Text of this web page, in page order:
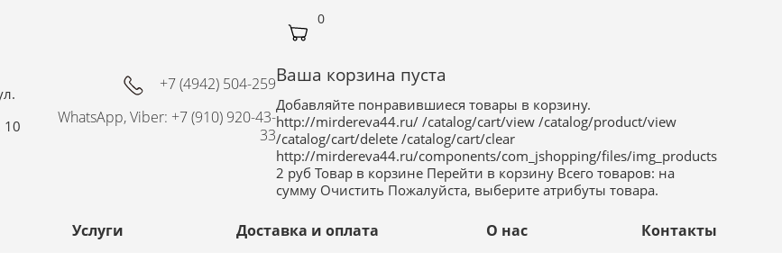
10
+7 (4942) 504-259
WhatsApp, Viber: +7 (910) 920-43-
33
0
Ваша корзина пуста
Добавляйте понравившиеся товары в корзину.
http://mirdereva44.ru/ /catalog/cart/view /catalog/product/view
/catalog/cart/delete /catalog/cart/clear
http://mirdereva44.ru/components/com_jshopping/files/img_products
2 руб Товар в корзине Перейти в корзину Всего товаров: на
сумму Очистить Пожалуйста, выберите атрибуты товара.
Услуги Доставка и оплата О нас Контакты